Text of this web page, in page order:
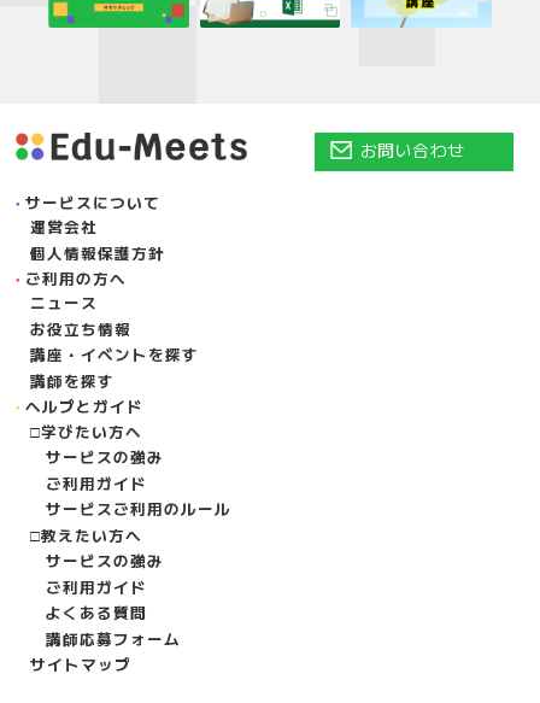
サービスについて
運営会社
個人情報保護方針
ご利用の方へ
ニュース
お役立ち情報
講座・イベントを探す
講師を探す
ヘルプとガイド
学びたい方へ
サービスの強み
ご利用ガイド
サービスご利用のルール
教えたい方へ
サービスの強み
ご利用ガイド
よくある質問
講師応募フォーム
サイトマップ
お問い合わせ